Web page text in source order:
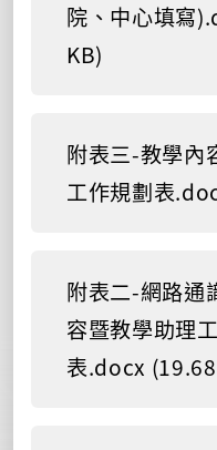
院、中心填寫
KB)
附表三-教學內
工作規劃表
附表二-網路通
容暨教學助理
表.docx